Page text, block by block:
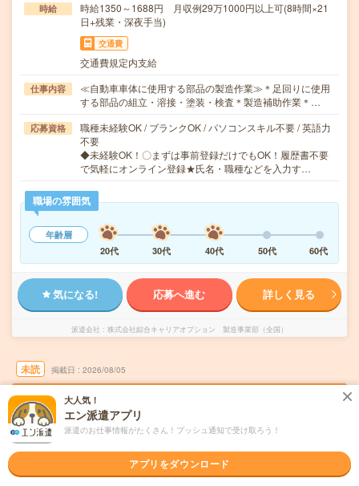
時給
時給1350～1688円 月収例29万1000円以上可(8時間×21
日+残業・深夜手当)
交通費
交通費規定内支給
仕事内容
≪自動車車体に使用する部品の製造作業≫＊足回りに使用
する部品の組立・溶接・塗装・検査＊製造補助作業＊…
応募資格
職種未経験OK / ブランクOK / パソコンスキル不要 / 英語力
不要
◆未経験OK！〇まずは事前登録だけでもOK！履歴書不要
で気軽にオンライン登録★氏名・職種などを入力す…
職場の雰囲気
年齢層
20代
30代 40代 50代 60代
気になる! 応募へ進む 詳しく見る
派遣会社 株式会社綜合キャリアオプション 製造事業部（全国）
未読 掲載日 2026/08/05
【高時給＊】自動車部品の加工・組立・塗装/
日払いOK
大人気！
エン派遣アプリ
派遣のお仕事情報がたくさん！プッシュ通知で受け取ろう！
アプリをダウンロード